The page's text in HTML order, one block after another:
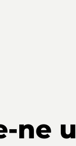
ne